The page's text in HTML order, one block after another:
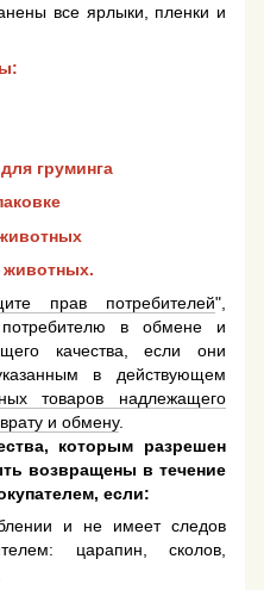
все ярлыки, пленки и
груминга
животных.
прав потребителей",
потребителю в обмене и
качества, если они
в действующем
товаров надлежащего
и обмену.
которым разрешен
возвращены в течение
если:
и не имеет следов
царапин, сколов,